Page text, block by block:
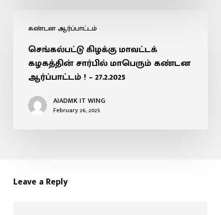
கண்டன ஆர்ப்பாட்டம்
செங்கல்பட்டு கிழக்கு மாவட்டக்
கழகத்தின் சார்பில் மாபெரும் கண்டன
ஆர்ப்பாட்டம் ! – 27.2.2025
AIADMK IT WING
February 26, 2025
Leave a Reply